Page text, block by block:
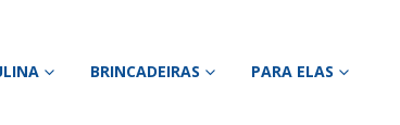
BRINCADEIRAS PARA ELAS